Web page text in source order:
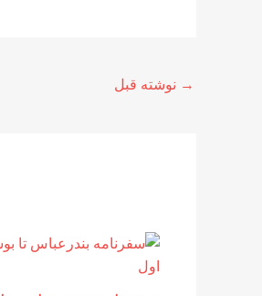
→ نوشته قبل